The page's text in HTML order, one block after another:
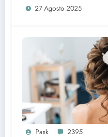
27 Agosto 2025
Pask 2395